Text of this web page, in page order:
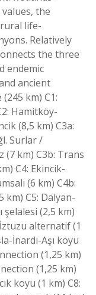
the
life-
Relatively
the three
endemic
ancient
km) C1:
Hamitköy-
(8,5 km) C3a:
Surlar /
(7 km) C3b: Trans
C4: Ekincik-
(6 km) C4b:
km) C5: Dalyan-
şelalesi (2,5 km)
alternatif (1
İnardı-Aşı koyu
(1,25 km)
(1,25 km)
koyu (1 km) C8: